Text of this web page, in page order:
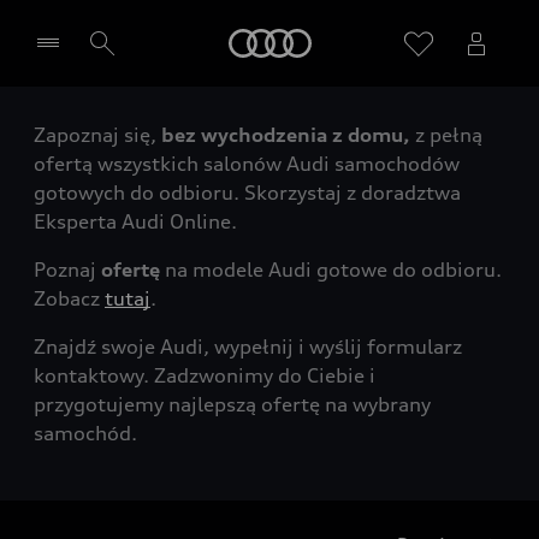
Wybierz Twojego Partnera Audi
Zapoznaj się, bez wychodzenia z domu, z pełną
ofertą wszystkich salonów Audi samochodów
gotowych do odbioru. Skorzystaj z doradztwa
Eksperta Audi Online.
Poznaj ofertę na modele Audi gotowe do odbioru.
Zobacz tutaj.
Znajdź swoje Audi, wypełnij i wyślij formularz
kontaktowy. Zadzwonimy do Ciebie i
przygotujemy najlepszą ofertę na wybrany
samochód.